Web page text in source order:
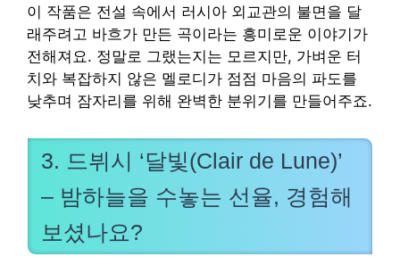
이 작품은 전설 속에서 러시아 외교관의 불면을 달
래주려고 바흐가 만든 곡이라는 흥미로운 이야기가
전해져요. 정말로 그랬는지는 모르지만, 가벼운 터
치와 복잡하지 않은 멜로디가 점점 마음의 파도를
낮추며 잠자리를 위해 완벽한 분위기를 만들어주죠.
3. 드뷔시 ‘달빛(Clair de Lune)’
– 밤하늘을 수놓는 선율, 경험해
보셨나요?